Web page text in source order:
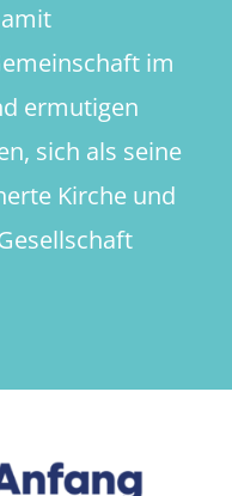
im
ermutigen
sich als seine
Kirche und